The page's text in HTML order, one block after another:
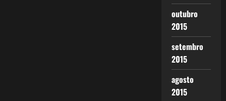
outubro
2015
setembro
2015
agosto
2015